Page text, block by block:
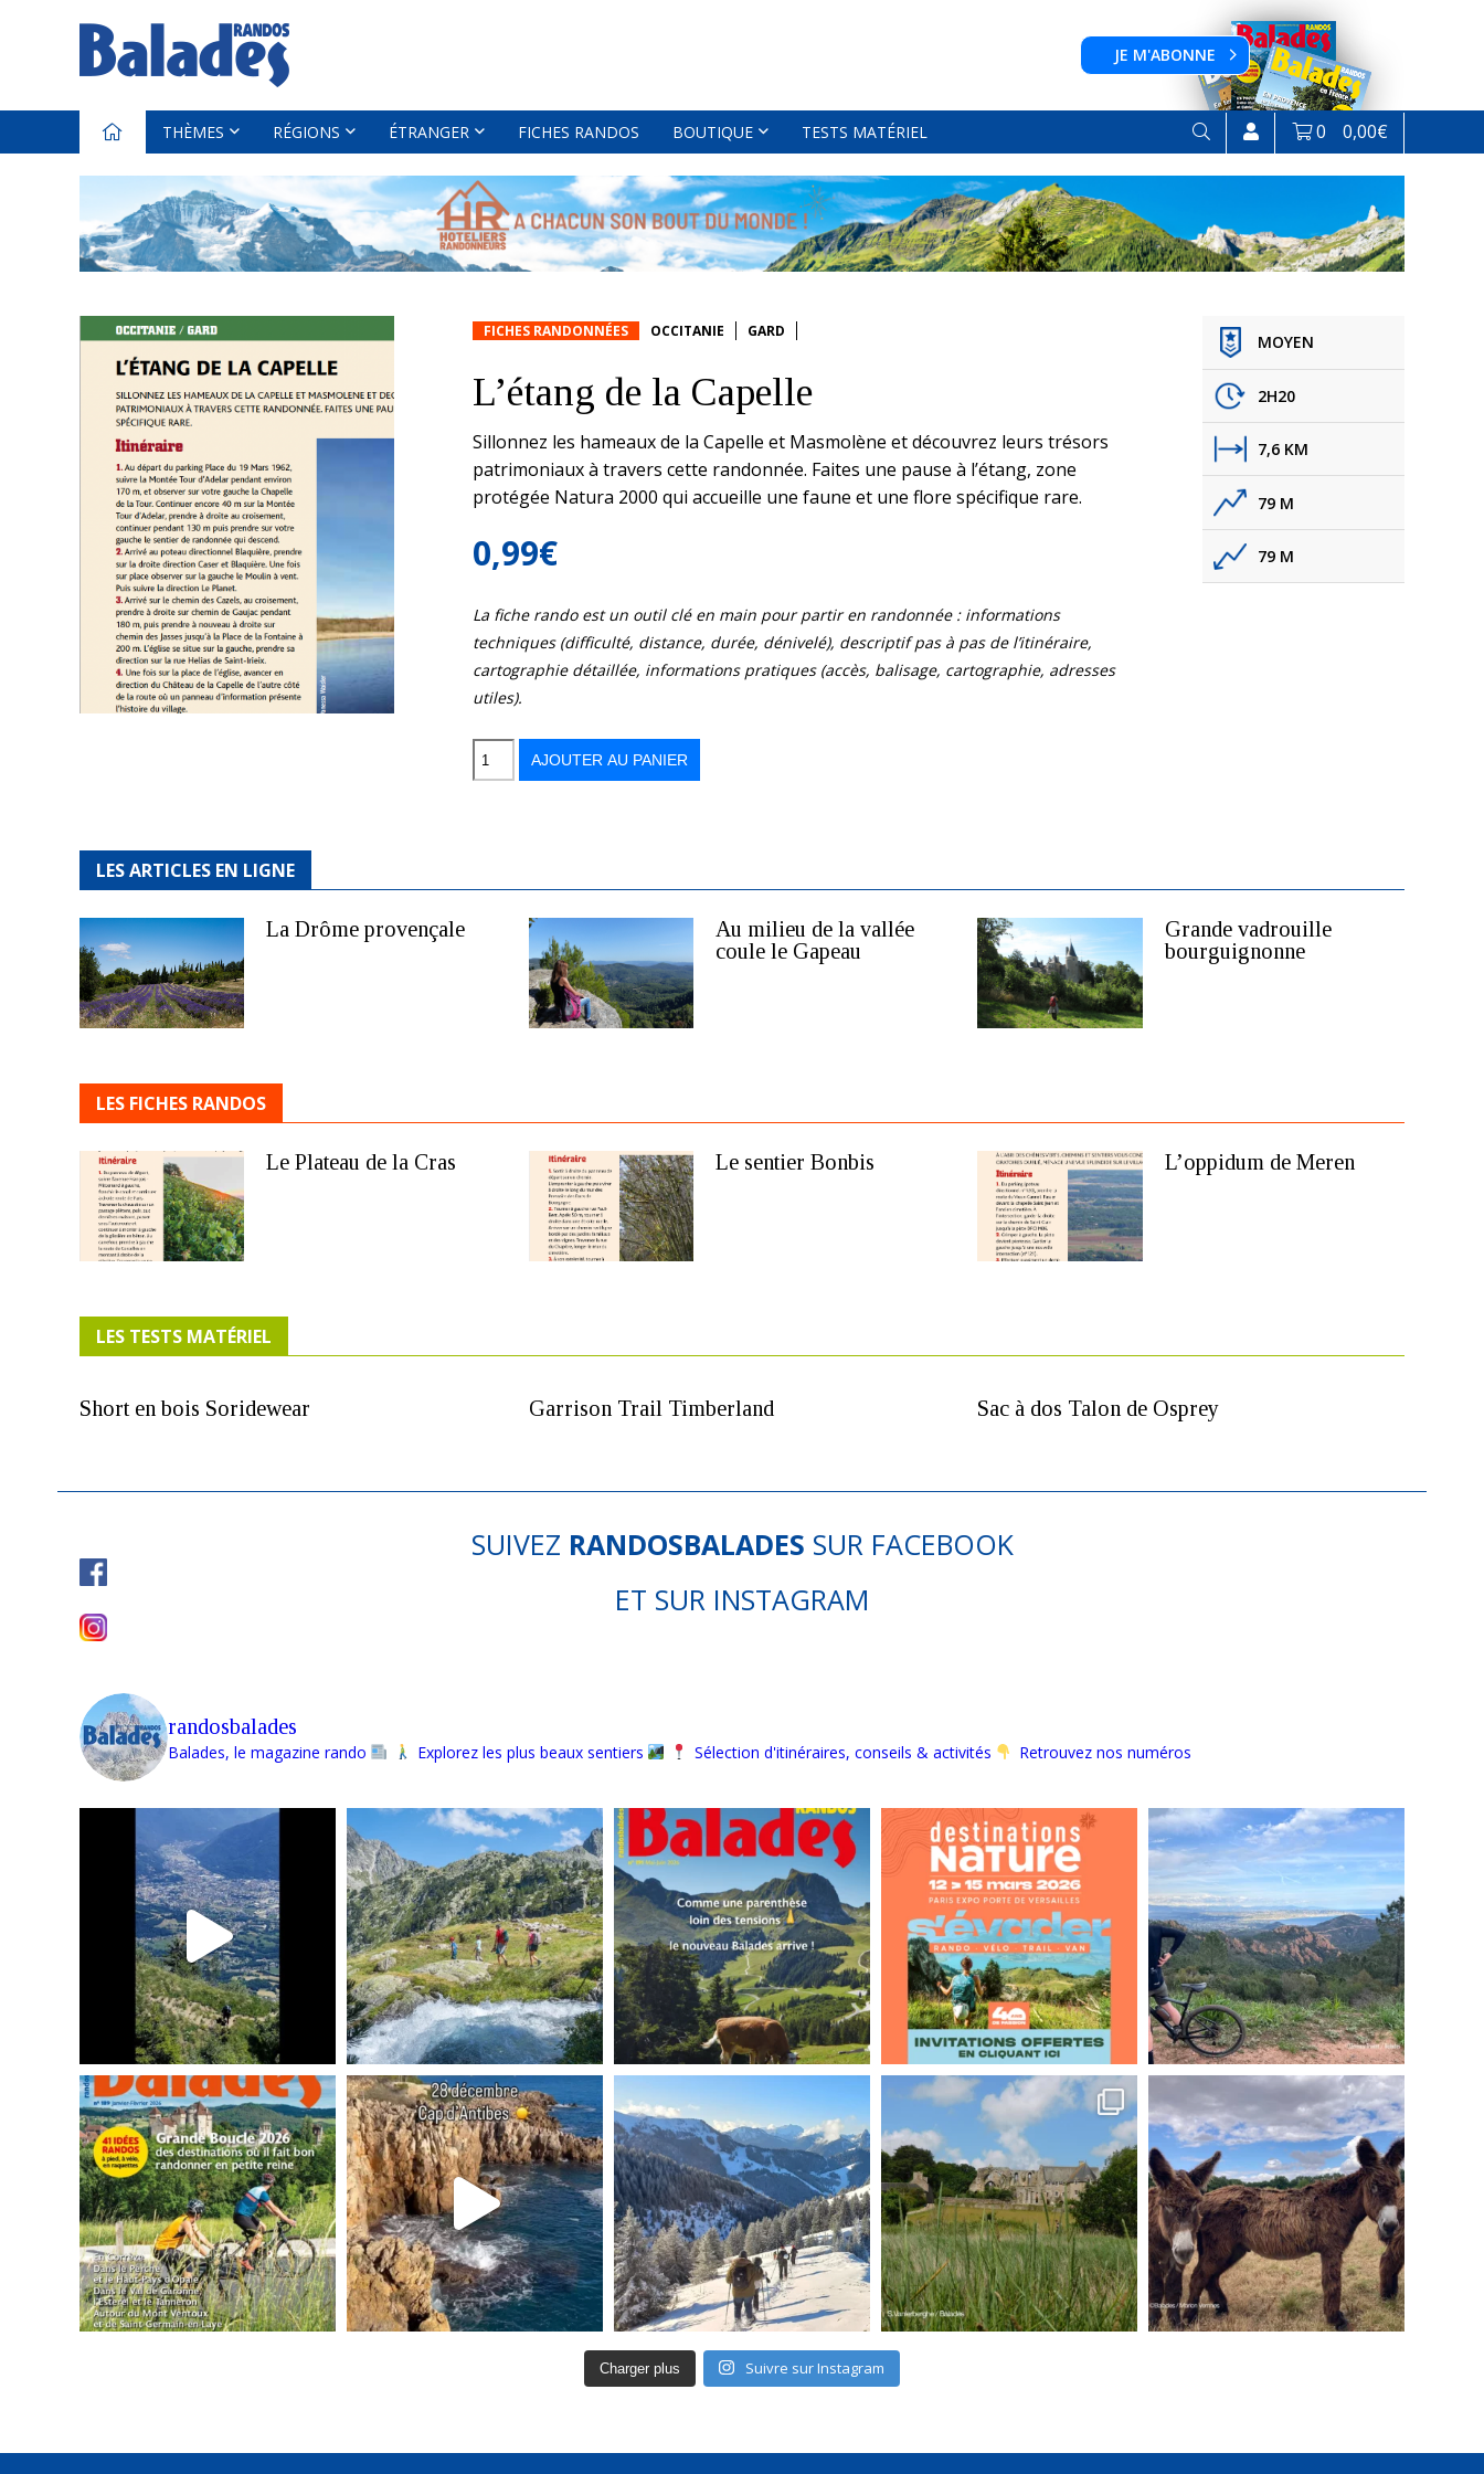
JE M'ABONNE
THÈMES RÉGIONS ÉTRANGER FICHES RANDOS BOUTIQUE TESTS MATÉRIEL 0 0,00€
FICHES RANDONNÉES OCCITANIE GARD
L’étang de la Capelle
Sillonnez les hameaux de la Capelle et Masmolène et découvrez leurs trésors
patrimoniaux à travers cette randonnée. Faites une pause à l’étang, zone
protégée Natura 2000 qui accueille une faune et une flore spécifique rare.
0,99€
La fiche rando est un outil clé en main pour partir en randonnée : informations
techniques (difficulté, distance, durée, dénivelé), descriptif pas à pas de l’itinéraire,
cartographie détaillée, informations pratiques (accès, balisage, cartographie, adresses
utiles).
quantité
L'étang AJOUTER AU PANIER
MOYEN
2H20
7,6 KM
79 M
79 M
LES ARTICLES EN LIGNE
La Drôme provençale
Au milieu de la vallée
coule le Gapeau
Grande vadrouille
bourguignonne
LES FICHES RANDOS
Le Plateau de la Cras Le sentier Bonbis L’oppidum de Meren
LES TESTS MATÉRIEL
Short en bois Soridewear Garrison Trail Timberland Sac à dos Talon de Osprey
SUIVEZ RANDOSBALADES SUR FACEBOOK
ET SUR INSTAGRAM
randosbalades
Balades, le magazine rando Explorez les plus beaux sentiers Sélection d'itinéraires, conseils & activités Retrouvez nos numéros
Charger plus Suivre sur Instagram